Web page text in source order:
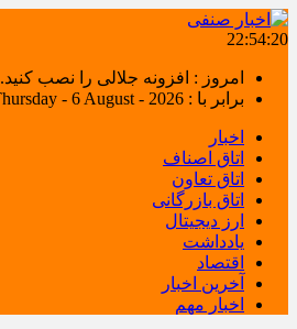
22:54:20
امروز : افزونه جلالی را نصب کنید.
برابر با : Thursday - 6 August - 2026
اخبار
اتاق اصناف
اتاق تعاون
اتاق بازرگانی
ارز دیجیتال
یادداشت
اقتصاد
آخرین اخبار
اخبار مهم